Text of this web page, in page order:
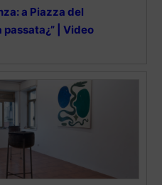
a Piazza del
passata¿” | Video